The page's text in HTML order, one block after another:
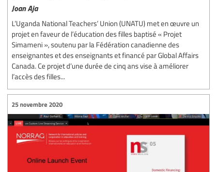
Joan Aja
L’Uganda National Teachers’ Union (UNATU) met en œuvre un
projet en faveur de l’éducation des filles baptisé « Projet
Simameni », soutenu par la Fédération canadienne des
enseignantes et des enseignants et financé par Global Affairs
Canada. Ce projet d’une durée de cinq ans vise à améliorer
l’accès des filles...
25 novembre 2020